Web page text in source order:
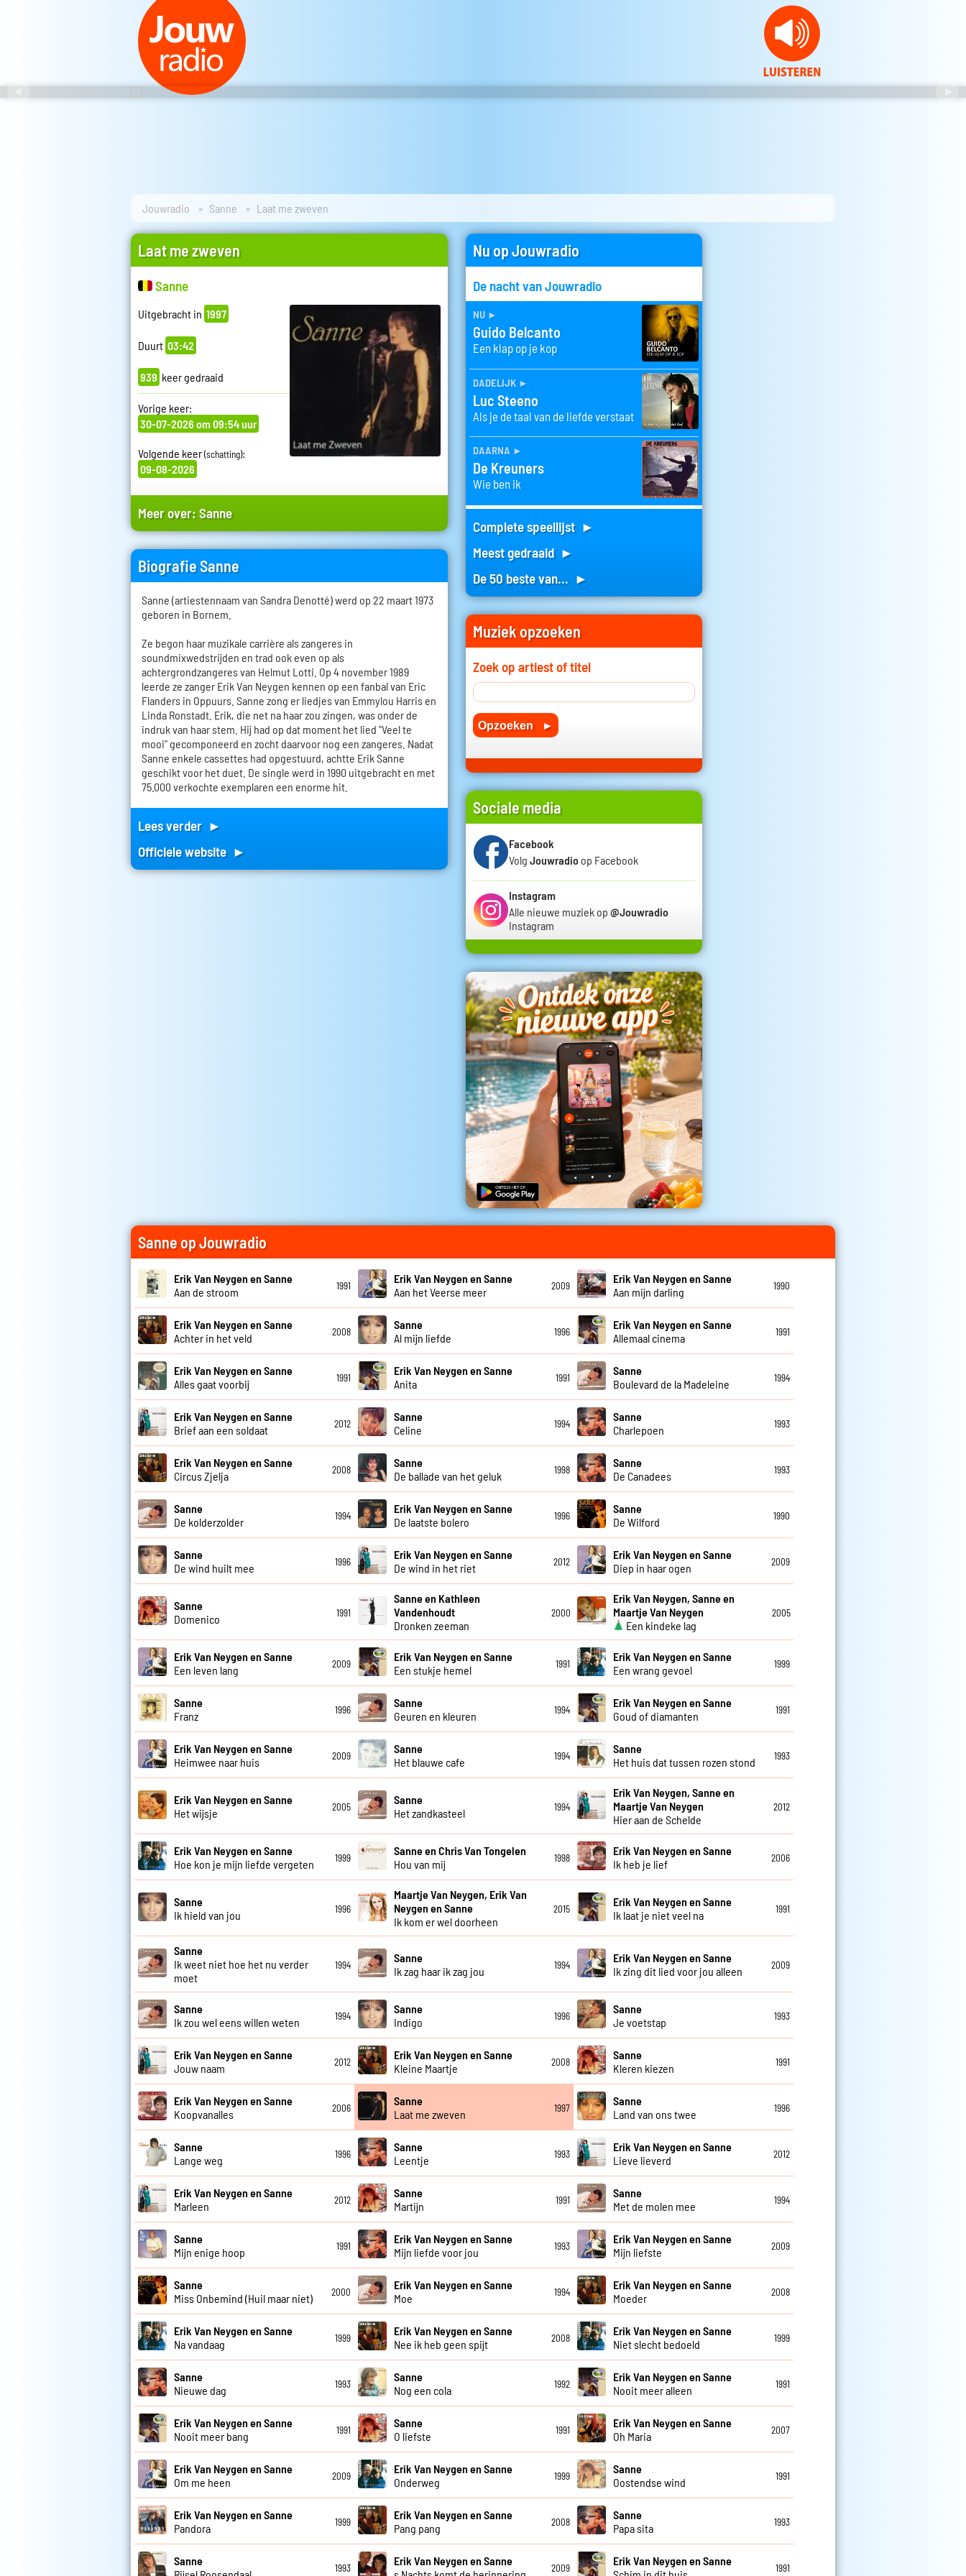
Jouwradio Sanne Laat me zweven
Laat me zweven
Sanne
Uitgebracht in 1997
Duurt 03:42
939 keer gedraaid
Vorige keer:
30-07-2026 om 09:54 uur
Volgende keer(schatting):
09-08-2026
Meer over:Sanne
Biografie Sanne
Sanne (artiestennaam van Sandra Denotté) werd op 22 maart 1973
geboren in Bornem.
Ze begon haar muzikale carrière als zangeres in
soundmixwedstrijden en trad ook even op als
achtergrondzangeres van Helmut Lotti. Op 4 november 1989
leerde ze zanger Erik Van Neygen kennen op een fanbal van Eric
Flanders in Oppuurs. Sanne zong er liedjes van Emmylou Harris en
Linda Ronstadt. Erik, die net na haar zou zingen, was onder de
indruk van haar stem. Hij had op dat moment het lied "Veel te
mooi" gecomponeerd en zocht daarvoor nog een zangeres. Nadat
Sanne enkele cassettes had opgestuurd, achtte Erik Sanne
geschikt voor het duet. De single werd in 1990 uitgebracht en met
75.000 verkochte exemplaren een enorme hit.
Lees verder ►
Officiele website ►
Nu op Jouwradio
De nacht van Jouwradio
nu ►
Guido Belcanto
Een klap op je kop
dadelijk ►
Luc Steeno
Als je de taal van de liefde verstaat
daarna ►
De Kreuners
Wie ben ik
Complete speellijst ►
Meest gedraaid ►
De 50 beste van... ►
Muziek opzoeken
Zoek op artiest of titel
Sociale media
Facebook
Volg Jouwradio op Facebook
Instagram
Alle nieuwe muziek op @Jouwradio
Instagram
Sanne op Jouwradio
Erik Van Neygen en Sanne
Aan de stroom
1991
Erik Van Neygen en Sanne
Aan het Veerse meer
2009
Erik Van Neygen en Sanne
Aan mijn darling
1990
Erik Van Neygen en Sanne
Achter in het veld
2008
Sanne
Al mijn liefde
1996
Erik Van Neygen en Sanne
Allemaal cinema
1991
Erik Van Neygen en Sanne
Alles gaat voorbij
1991
Erik Van Neygen en Sanne
Anita
1991
Sanne
Boulevard de la Madeleine
1994
Erik Van Neygen en Sanne
Brief aan een soldaat
2012
Sanne
Celine
1994
Sanne
Charlepoen
1993
Erik Van Neygen en Sanne
Circus Zjelja
2008
Sanne
De ballade van het geluk
1998
Sanne
De Canadees
1993
Sanne
De kolderzolder
1994
Erik Van Neygen en Sanne
De laatste bolero
1996
Sanne
De Wilford
1990
Sanne
De wind huilt mee
1996
Erik Van Neygen en Sanne
De wind in het riet
2012
Erik Van Neygen en Sanne
Diep in haar ogen
2009
Sanne
Domenico
1991
Sanne en Kathleen
Vandenhoudt
Dronken zeeman
2000
Erik Van Neygen, Sanne en
Maartje Van Neygen
Een kindeke lag
2005
Erik Van Neygen en Sanne
Een leven lang
2009
Erik Van Neygen en Sanne
Een stukje hemel
1991
Erik Van Neygen en Sanne
Een wrang gevoel
1999
Sanne
Franz
1996
Sanne
Geuren en kleuren
1994
Erik Van Neygen en Sanne
Goud of diamanten
1991
Erik Van Neygen en Sanne
Heimwee naar huis
2009
Sanne
Het blauwe cafe
1994
Sanne
Het huis dat tussen rozen stond
1993
Erik Van Neygen en Sanne
Het wijsje
2005
Sanne
Het zandkasteel
1994
Erik Van Neygen, Sanne en
Maartje Van Neygen
Hier aan de Schelde
2012
Erik Van Neygen en Sanne
Hoe kon je mijn liefde vergeten
1999
Sanne en Chris Van Tongelen
Hou van mij
1998
Erik Van Neygen en Sanne
Ik heb je lief
2006
Sanne
Ik hield van jou
1996
Maartje Van Neygen, Erik Van
Neygen en Sanne
Ik kom er wel doorheen
2015
Erik Van Neygen en Sanne
Ik laat je niet veel na
1991
Sanne
Ik weet niet hoe het nu verder
moet
1994
Sanne
Ik zag haar ik zag jou
1994
Erik Van Neygen en Sanne
Ik zing dit lied voor jou alleen
2009
Sanne
Ik zou wel eens willen weten
1994
Sanne
Indigo
1996
Sanne
Je voetstap
1993
Erik Van Neygen en Sanne
Jouw naam
2012
Erik Van Neygen en Sanne
Kleine Maartje
2008
Sanne
Kleren kiezen
1991
Erik Van Neygen en Sanne
Koopvanalles
2006
Sanne
Laat me zweven
1997
Sanne
Land van ons twee
1996
Sanne
Lange weg
1996
Sanne
Leentje
1993
Erik Van Neygen en Sanne
Lieve lieverd
2012
Erik Van Neygen en Sanne
Marleen
2012
Sanne
Martijn
1991
Sanne
Met de molen mee
1994
Sanne
Mijn enige hoop
1991
Erik Van Neygen en Sanne
Mijn liefde voor jou
1993
Erik Van Neygen en Sanne
Mijn liefste
2009
Sanne
Miss Onbemind (Huil maar niet)
2000
Erik Van Neygen en Sanne
Moe
1994
Erik Van Neygen en Sanne
Moeder
2008
Erik Van Neygen en Sanne
Na vandaag
1999
Erik Van Neygen en Sanne
Nee ik heb geen spijt
2008
Erik Van Neygen en Sanne
Niet slecht bedoeld
1999
Sanne
Nieuwe dag
1993
Sanne
Nog een cola
1992
Erik Van Neygen en Sanne
Nooit meer alleen
1991
Erik Van Neygen en Sanne
Nooit meer bang
1991
Sanne
O liefste
1991
Erik Van Neygen en Sanne
Oh Maria
2007
Erik Van Neygen en Sanne
Om me heen
2009
Erik Van Neygen en Sanne
Onderweg
1999
Sanne
Oostendse wind
1991
Erik Van Neygen en Sanne
Pandora
1999
Erik Van Neygen en Sanne
Pang pang
2008
Sanne
Papa sita
1993
Sanne
1993
Erik Van Neygen en Sanne
2009
Erik Van Neygen en Sanne
1991